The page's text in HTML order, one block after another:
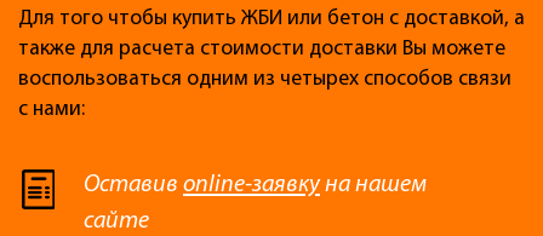
Для того чтобы купить ЖБИ или бетон с доставкой, а
также для расчета стоимости доставки Вы можете
воспользоваться одним из четырех способов связи
с нами:
Оставив online-заявкуна нашем
сайте